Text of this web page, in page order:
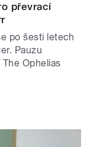
převrací
po šesti letech
Pauzu
Ophelias